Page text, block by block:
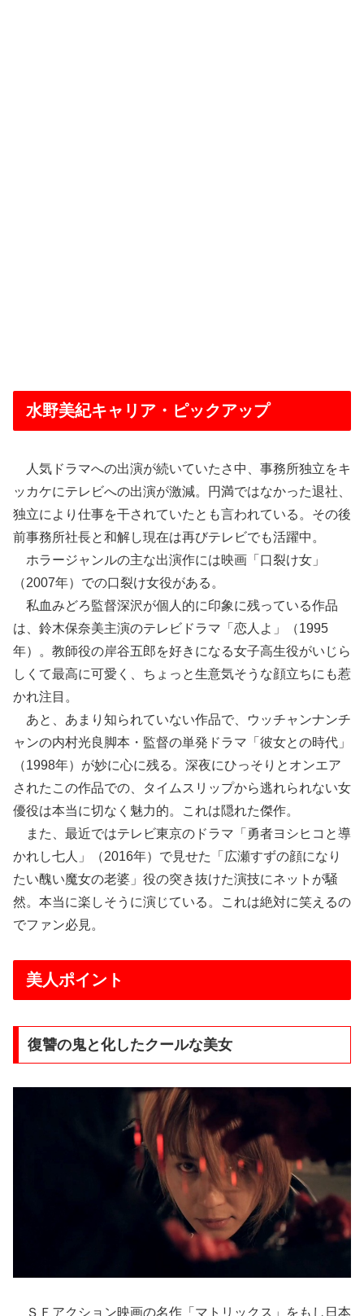
水野美紀キャリア・ピックアップ
人気ドラマへの出演が続いていたさ中、事務所独立をキ
ッカケにテレビへの出演が激減。円満ではなかった退社、
独立により仕事を干されていたとも言われている。その後
前事務所社長と和解し現在は再びテレビでも活躍中。
ホラージャンルの主な出演作には映画「口裂け女」
（2007年）での口裂け女役がある。
私血みどろ監督深沢が個人的に印象に残っている作品
は、鈴木保奈美主演のテレビドラマ「恋人よ」（1995
年）。教師役の岸谷五郎を好きになる女子高生役がいじら
しくて最高に可愛く、ちょっと生意気そうな顔立ちにも惹
かれ注目。
あと、あまり知られていない作品で、ウッチャンナンチ
ャンの内村光良脚本・監督の単発ドラマ「彼女との時代」
（1998年）が妙に心に残る。深夜にひっそりとオンエア
されたこの作品での、タイムスリップから逃れられない女
優役は本当に切なく魅力的。これは隠れた傑作。
また、最近ではテレビ東京のドラマ「勇者ヨシヒコと導
かれし七人」（2016年）で見せた「広瀬すずの顔になり
たい醜い魔女の老婆」役の突き抜けた演技にネットが騒
然。本当に楽しそうに演じている。これは絶対に笑えるの
でファン必見。
美人ポイント
復讐の鬼と化したクールな美女
ＳＦアクション映画の名作「マトリックス」をもし日本